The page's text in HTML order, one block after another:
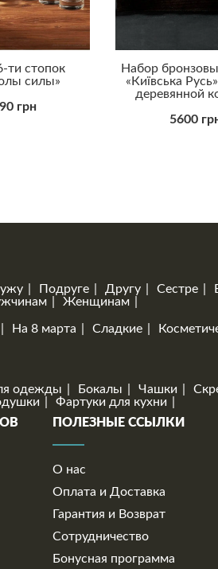
ти стопок
силы»
грн
Набор
«Київська
деревянной
5600
Подруге Другу Сестре
Женщинам
На 8 марта Сладкие
одежды Бокалы Чашки
Фартуки для кухни
ПОЛЕЗНЫЕ ССЫЛКИ
О нас
Оплата и Доставка
Гарантия и Возврат
Сотрудничество
Бонусная программа